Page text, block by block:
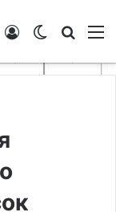
Switch skin
Войти